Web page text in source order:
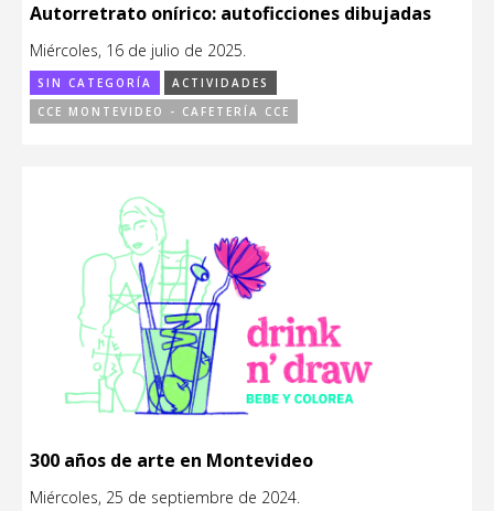
Autorretrato onírico: autoficciones dibujadas
Miércoles, 16 de julio de 2025.
SIN CATEGORÍA
ACTIVIDADES
CCE MONTEVIDEO - CAFETERÍA CCE
300 años de arte en Montevideo
Miércoles, 25 de septiembre de 2024.